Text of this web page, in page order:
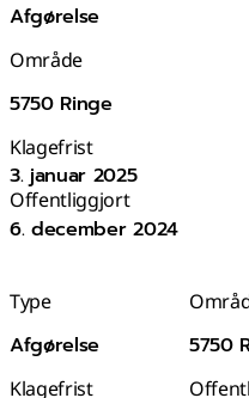
Afgørelse
Område
5750 Ringe
Klagefrist
3. januar 2025
Offentliggjort
6. december 2024
Type
Afgørelse 5750
Klagefrist